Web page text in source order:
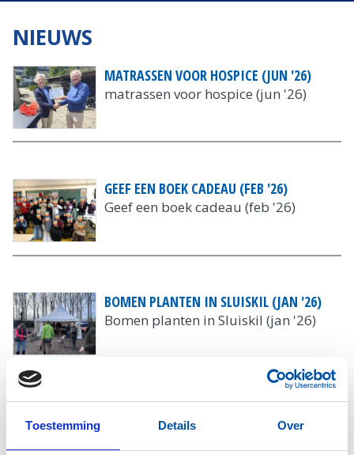
Toestemming Details Over
NIEUWS
MATRASSEN VOOR HOSPICE (JUN '26)
matrassen voor hospice (jun '26)
GEEF EEN BOEK CADEAU (FEB '26)
Geef een boek cadeau (feb '26)
BOMEN PLANTEN IN SLUISKIL (JAN '26)
Bomen planten in Sluiskil (jan '26)
Santa Run (dec '25)